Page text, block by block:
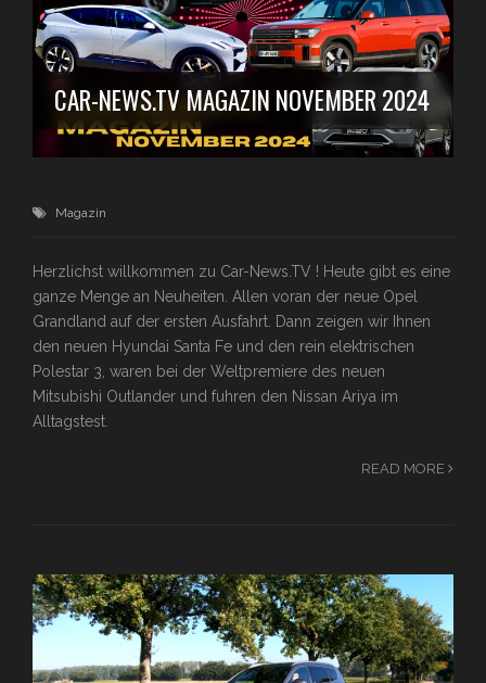
CAR-NEWS.TV MAGAZIN NOVEMBER 2024
Magazin
Herzlichst willkommen zu Car-News.TV ! Heute gibt es eine
ganze Menge an Neuheiten. Allen voran der neue Opel
Grandland auf der ersten Ausfahrt. Dann zeigen wir Ihnen
den neuen Hyundai Santa Fe und den rein elektrischen
Polestar 3, waren bei der Weltpremiere des neuen
Mitsubishi Outlander und fuhren den Nissan Ariya im
Alltagstest.
READ MORE